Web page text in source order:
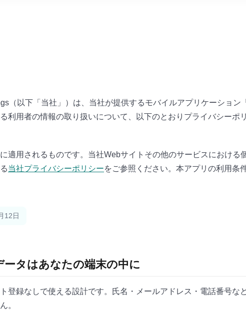
（以下「当社」）は、当社が提供するモバイルアプリケーション
利用者の情報の取り扱いについて、以下のとおりプライバシーポ
適用されるものです。当社Webサイトその他のサービスにおける
当社プライバシーポリシーをご参照ください。本アプリの利用条
12日
タはあなたの端末の中に
登録なしで使える設計です。氏名・メールアドレス・電話番号な
。